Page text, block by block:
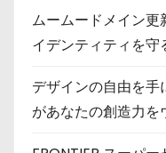
ムームードメイン
イデンティティを守
デザインの自由を
があなたの創造力